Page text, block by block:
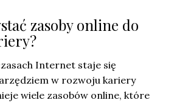
zasoby online do
Internet staje się
w rozwoju kariery
wiele zasobów online, które